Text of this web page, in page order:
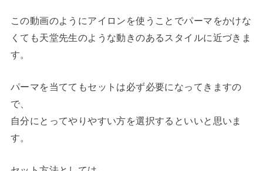
この動画のようにアイロンを使うことでパーマをかけな
くても天堂先生のような動きのあるスタイルに近づきま
す。
パーマを当ててもセットは必ず必要になってきますの
で、
自分にとってやりやすい方を選択するといいと思いま
す。